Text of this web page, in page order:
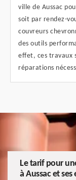
ville de Aussac
soit par rendez-
couvreurs
des outils
effet, ces travaux
réparations
Le tarif pour
à Aussac et